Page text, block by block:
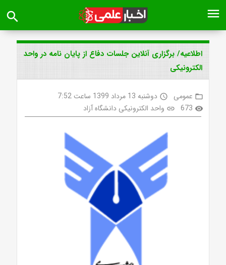
menu
search
اطلاعیه/ برگزاری آنلاین جلسات دفاع از پایان نامه در واحد
الکترونیکی
folder_open عمومی access_time دوشنبه 13 مرداد 1399 ساعت 7:52
visibility
673
link واحد الکترونیکی دانشگاه آزاد